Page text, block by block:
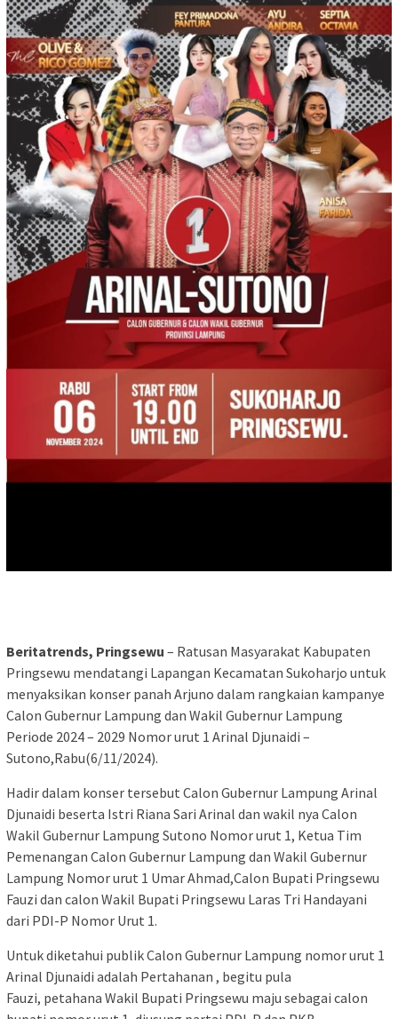
Beritatrends, Pringsewu – Ratusan Masyarakat Kabupaten
Pringsewu mendatangi Lapangan Kecamatan Sukoharjo untuk
menyaksikan konser panah Arjuno dalam rangkaian kampanye
Calon Gubernur Lampung dan Wakil Gubernur Lampung
Periode 2024 – 2029 Nomor urut 1 Arinal Djunaidi –
Sutono,Rabu(6/11/2024).
Hadir dalam konser tersebut Calon Gubernur Lampung Arinal
Djunaidi beserta Istri Riana Sari Arinal dan wakil nya Calon
Wakil Gubernur Lampung Sutono Nomor urut 1, Ketua Tim
Pemenangan Calon Gubernur Lampung dan Wakil Gubernur
Lampung Nomor urut 1 Umar Ahmad,Calon Bupati Pringsewu
Fauzi dan calon Wakil Bupati Pringsewu Laras Tri Handayani
dari PDI-P Nomor Urut 1.
Untuk diketahui publik Calon Gubernur Lampung nomor urut 1
Arinal Djunaidi adalah Pertahanan , begitu pula
Fauzi, petahana Wakil Bupati Pringsewu maju sebagai calon